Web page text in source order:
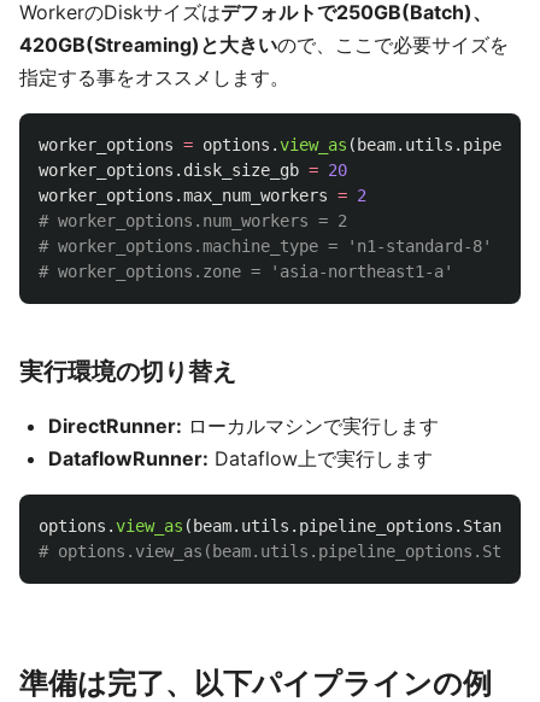
WorkerのDiskサイズはデフォルトで250GB(Batch)、
420GB(Streaming)と大きいので、ここで必要サイズを
指定する事をオススメします。
worker_options = options .view_as ( beam. utils .
worker_options . disk_size_gb = 20
worker_options .max_num_workers = 2
# worker_options.num_workers = 2
# worker_options.machine_type = 'n1-standard-8'
実行環境の切り替え
DirectRunner: ローカルマシンで実行します
DataflowRunner: Dataflow上で実行します
options .view_as ( beam. utils . pipeline_options .
準備は完了、以下パイプラインの例